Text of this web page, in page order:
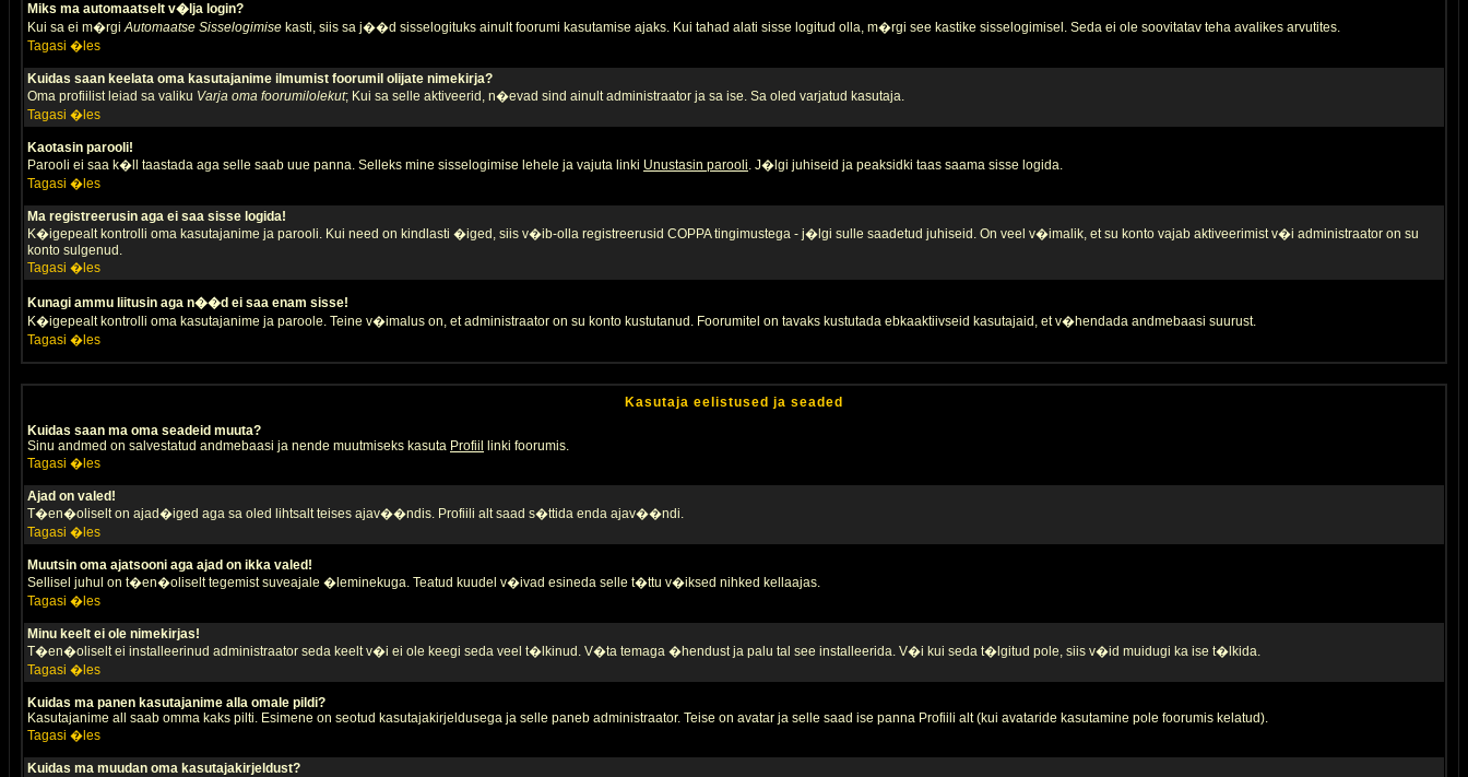
Miks ma automaatselt v�lja login?
Kui sa ei m�rgiAutomaatse Sisselogimise kasti, siis sa j��d sisselogituks ainult foorumi kasutamise ajaks. Kui tahad alati sisse logitud olla, m�rgi see kastike sisselogimisel. Seda ei ole soovitatav teha avalikes arvutites.
Tagasi �les
Kuidas saan keelata oma kasutajanime ilmumist foorumil olijate nimekirja?
Oma profiilist leiad sa valiku Varja oma foorumilolekut; Kui sa selle aktiveerid, n�evad sind ainult administraator ja sa ise. Sa oled varjatud kasutaja.
Tagasi �les
Kaotasin parooli!
Parooli ei saa k�ll taastada aga selle saab uue panna. Selleks mine sisselogimise lehele ja vajuta linki Unustasin parooli. J�lgi juhiseid ja peaksidki taas saama sisse logida.
Tagasi �les
Ma registreerusin aga ei saa sisse logida!
K�igepealt kontrolli oma kasutajanime ja parooli. Kui need on kindlasti �iged, siis v�ib-olla registreerusid COPPA tingimustega - j�lgi sulle saadetud juhiseid. On veel v�imalik, et su konto vajab aktiveerimist v�i administraator on su
konto sulgenud.
Tagasi �les
Kunagi ammu liitusin aga n��d ei saa enam sisse!
K�igepealt kontrolli oma kasutajanime ja paroole. Teine v�imalus on, et administraator on su konto kustutanud. Foorumitel on tavaks kustutada ebkaaktiivseid kasutajaid, et v�hendada andmebaasi suurust.
Tagasi �les
Kasutaja eelistused ja seaded
Kuidas saan ma oma seadeid muuta?
Sinu andmed on salvestatud andmebaasi ja nende muutmiseks kasuta Profiil
linki foorumis.
Tagasi �les
Ajad on valed!
T�en�oliselt on ajad�iged aga sa oled lihtsalt teises ajav��ndis. Profiili alt saad s�ttida enda ajav��ndi.
Tagasi �les
Muutsin oma ajatsooni aga ajad on ikka valed!
Sellisel juhul on t�en�oliselt tegemist suveajale �leminekuga. Teatud kuudel v�ivad esineda selle t�ttu v�iksed nihked kellaajas.
Tagasi �les
Minu keelt ei ole nimekirjas!
T�en�oliselt ei installeerinud administraator seda keelt v�i ei ole keegi seda veel t�lkinud. V�ta temaga �hendust ja palu tal see installeerida. V�i kui seda t�lgitud pole, siis v�id muidugi ka ise t�lkida.
Tagasi �les
Kuidas ma panen kasutajanime alla omale pildi?
Kasutajanime all saab omma kaks pilti. Esimene on seotud kasutajakirjeldusega ja selle paneb administraator. Teise on avatar ja selle saad ise panna Profiili alt (kui avataride kasutamine pole foorumis kelatud).
Tagasi �les
Kuidas ma muudan oma kasutajakirjeldust?